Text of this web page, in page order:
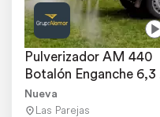
Pulverizador AM 440
Botalón Enganche 6,3
Metros
Nueva
Las Parejas